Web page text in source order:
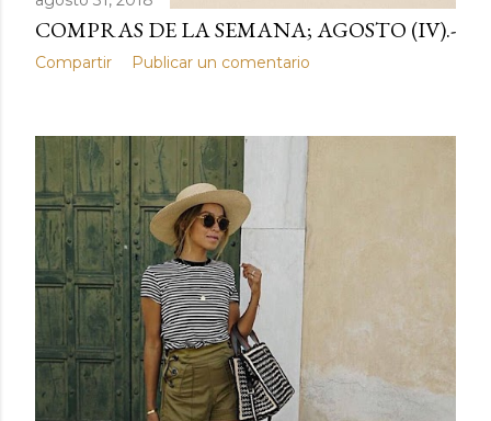
COMPRAS DE LA SEMANA; AGOSTO (IV).-
Compartir Publicar un comentario